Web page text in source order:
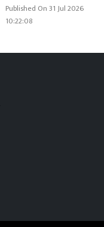
Published On 31 Jul 2026
10:22:08